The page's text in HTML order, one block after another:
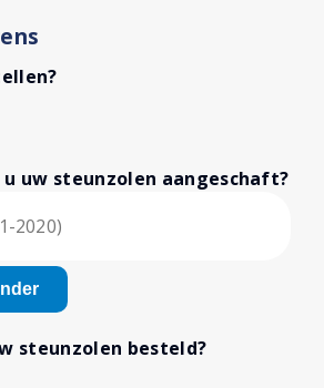
uw steunzolen aangeschaft?
steunzolen besteld?